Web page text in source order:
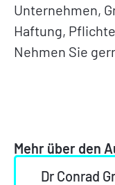
Unternehmen,
Haftung,
Nehmen Sie
Mehr über den
Dr Conrad